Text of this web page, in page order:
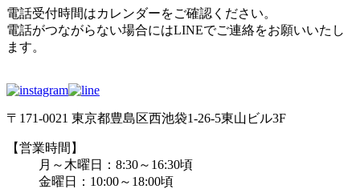
電話受付時間はカレンダーをご確認ください。
電話がつながらない場合にはLINEでご連絡をお願いいたし
ます。
〒171-0021 東京都豊島区西池袋1-26-5東山ビル3F
【営業時間】
月～木曜日：8:30～16:30頃
金曜日：10:00～18:00頃